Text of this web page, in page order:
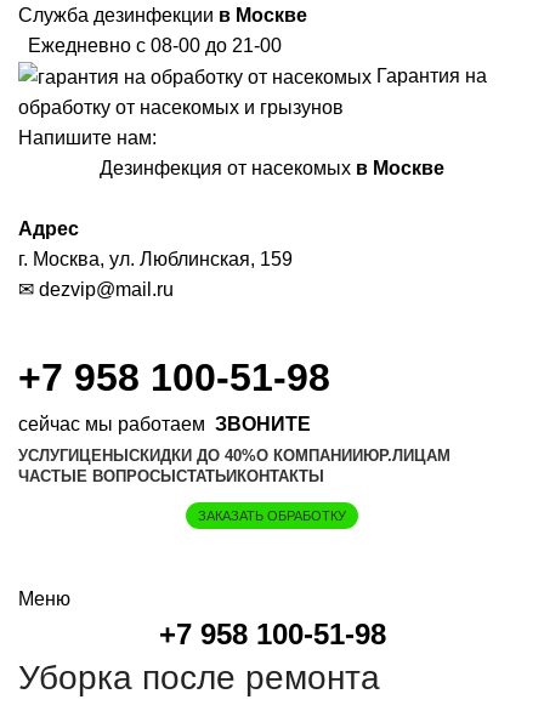
Служба дезинфекции в Москве
Ежедневно с 08-00 до 21-00
Гарантия на
обработку от насекомых и грызунов
Напишите нам:
Дезинфекция от насекомых в Москве
Адрес
г. Москва, ул. Люблинская, 159
✉ dezvip@mail.ru
+7 958 100-51-98
сейчас мы работаем ЗВОНИТЕ
УСЛУГИ ЦЕНЫ СКИДКИ ДО 40%О КОМПАНИИ ЮР.ЛИЦАМ
ЧАСТЫЕ ВОПРОСЫ СТАТЬИ КОНТАКТЫ
ЗАКАЗАТЬ ОБРАБОТКУ
Меню
+7 958 100-51-98
Уборка после ремонта